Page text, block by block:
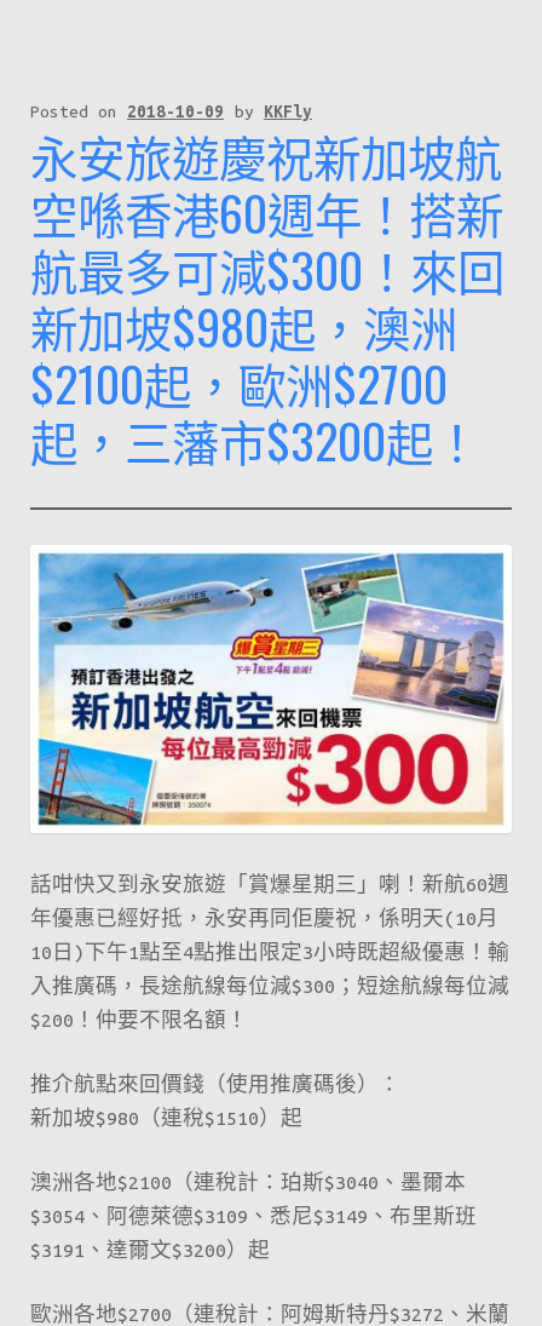
二
早
上
8
點
去
官
買
飛
喇
Posted on 2018-10-09 by KKFly
永安旅遊慶祝新加坡航
空喺香港60週年！搭新
航最多可減$300！來回
新加坡$980起，澳洲
$2100起，歐洲$2700
起，三藩市$3200起！
話咁快又到永安旅遊「賞爆星期三」喇！新航60週
年優惠已經好抵，永安再同佢慶祝，係明天(10月
10日)下午1點至4點推出限定3小時既超級優惠！輸
入推廣碼，長途航線每位減$300；短途航線每位減
$200！仲要不限名額！
推介航點來回價錢（使用推廣碼後）：
新加坡$980（連稅$1510）起
澳洲各地$2100（連稅計：珀斯$3040、墨爾本
$3054、阿德萊德$3109、悉尼$3149、布里斯班
$3191、達爾文$3200）起
歐洲各地$2700（連稅計：阿姆斯特丹$3272、米蘭